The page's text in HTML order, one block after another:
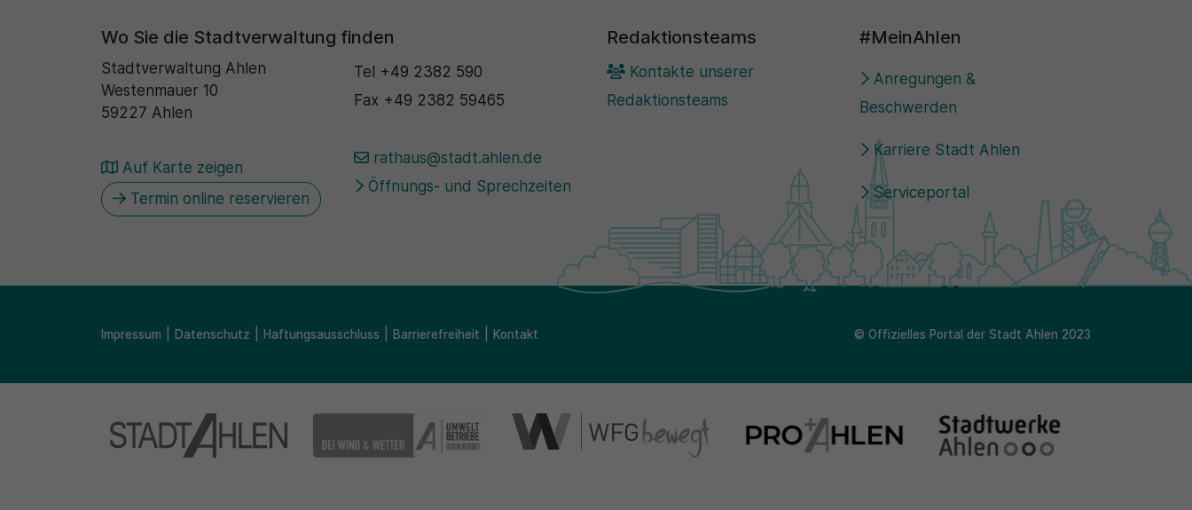
Wo Sie die Stadtverwaltung finden
Stadtverwaltung Ahlen
Westenmauer 10
59227 Ahlen
Auf Karte zeigen
Termin online reservieren
Tel +49 2382 590
Fax +49 2382 59465
rathaus@stadt.ahlen.de
Öffnungs- und Sprechzeiten
Redaktionsteams
Kontakte unserer
Redaktionsteams
#MeinAhlen
Anregungen &
Beschwerden
Karriere Stadt Ahlen
Serviceportal
Impressum Datenschutz Haftungsausschluss Barrierefreiheit Kontakt © Offizielles Portal der Stadt Ahlen 2023